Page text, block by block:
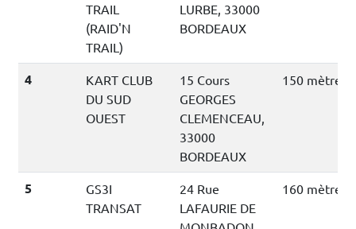
TRAIL
(RAID'N
TRAIL)
LURBE, 33000
BORDEAUX
4
KART CLUB
DU SUD
OUEST
15 Cours
GEORGES
CLEMENCEAU,
33000
BORDEAUX
150 mètres
5
GS3I
TRANSAT
24 Rue
LAFAURIE DE
160 mètres